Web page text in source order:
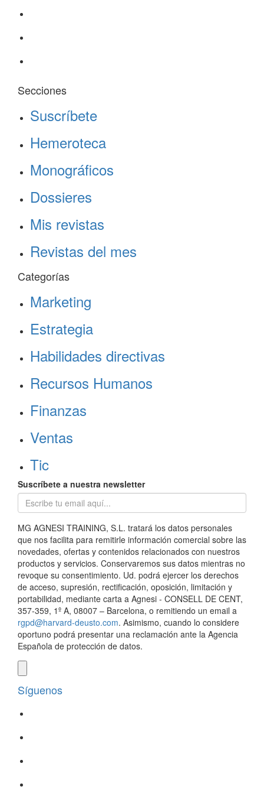
Secciones
Suscríbete
Hemeroteca
Monográficos
Dossieres
Mis revistas
Revistas del mes
Categorías
Marketing
Estrategia
Habilidades directivas
Recursos Humanos
Finanzas
Ventas
Tic
Suscríbete a nuestra newsletter
MG AGNESI TRAINING, S.L. tratará los datos personales
que nos facilita para remitirle información comercial sobre las
novedades, ofertas y contenidos relacionados con nuestros
productos y servicios. Conservaremos sus datos mientras no
revoque su consentimiento. Ud. podrá ejercer los derechos
de acceso, supresión, rectificación, oposición, limitación y
portabilidad, mediante carta a Agnesi - CONSELL DE CENT,
357-359, 1º A, 08007 – Barcelona, o remitiendo un email a
rgpd@harvard-deusto.com. Asimismo, cuando lo considere
oportuno podrá presentar una reclamación ante la Agencia
Española de protección de datos.
Síguenos